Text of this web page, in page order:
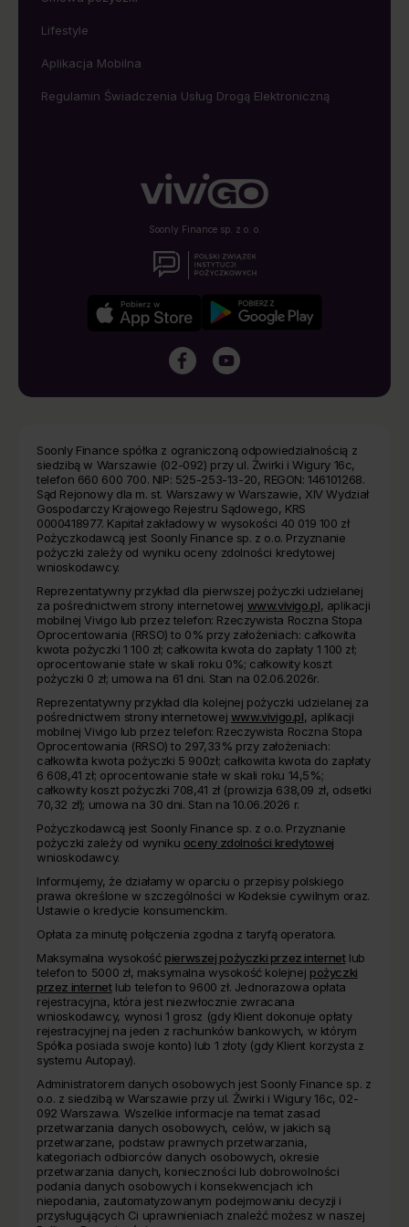
Lifestyle
Aplikacja Mobilna
Regulamin Świadczenia Usług Drogą Elektroniczną
Soonly Finance sp. z o. o.
Soonly Finance spółka z ograniczoną odpowiedzialnością z
siedzibą w Warszawie (02-092) przy ul. Żwirki i Wigury 16c,
telefon 660 600 700. NIP: 525-253-13-20, REGON: 146101268.
Sąd Rejonowy dla m. st. Warszawy w Warszawie, XIV Wydział
Gospodarczy Krajowego Rejestru Sądowego, KRS
0000418977. Kapitał zakładowy w wysokości 40 019 100 zł
Pożyczkodawcą jest Soonly Finance sp. z o.o. Przyznanie
pożyczki zależy od wyniku oceny zdolności kredytowej
wnioskodawcy.
Reprezentatywny przykład dla pierwszej pożyczki udzielanej
za pośrednictwem strony internetowej www.vivigo.pl, aplikacji
mobilnej Vivigo lub przez telefon: Rzeczywista Roczna Stopa
Oprocentowania (RRSO) to 0% przy założeniach: całkowita
kwota pożyczki 1 100 zł; całkowita kwota do zapłaty 1 100 zł;
oprocentowanie stałe w skali roku 0%; całkowity koszt
pożyczki 0 zł; umowa na 61 dni. Stan na 02.06.2026r.
Reprezentatywny przykład dla kolejnej pożyczki udzielanej za
pośrednictwem strony internetowej www.vivigo.pl, aplikacji
mobilnej Vivigo lub przez telefon: Rzeczywista Roczna Stopa
Oprocentowania (RRSO) to 297,33% przy założeniach:
całkowita kwota pożyczki 5 900zł; całkowita kwota do zapłaty
6 608,41 zł; oprocentowanie stałe w skali roku 14,5%;
całkowity koszt pożyczki 708,41 zł (prowizja 638,09 zł, odsetki
70,32 zł); umowa na 30 dni. Stan na 10.06.2026 r.
Pożyczkodawcą jest Soonly Finance sp. z o.o. Przyznanie
pożyczki zależy od wyniku oceny zdolności kredytowej
wnioskodawcy.
Informujemy, że działamy w oparciu o przepisy polskiego
prawa określone w szczególności w Kodeksie cywilnym oraz.
Ustawie o kredycie konsumenckim.
Opłata za minutę połączenia zgodna z taryfą operatora.
Maksymalna wysokość pierwszej pożyczki przez internetlub
telefon to 5000 zł, maksymalna wysokość kolejnej pożyczki
przez internetlub telefon to 9600 zł. Jednorazowa opłata
rejestracyjna, która jest niezwłocznie zwracana
wnioskodawcy, wynosi 1 grosz (gdy Klient dokonuje opłaty
rejestracyjnej na jeden z rachunków bankowych, w którym
Spółka posiada swoje konto) lub 1 złoty (gdy Klient korzysta z
systemu Autopay).
Administratorem danych osobowych jest Soonly Finance sp. z
o.o. z siedzibą w Warszawie przy ul. Żwirki i Wigury 16c, 02-
092 Warszawa. Wszelkie informacje na temat zasad
przetwarzania danych osobowych, celów, w jakich są
przetwarzane, podstaw prawnych przetwarzania,
kategoriach odbiorców danych osobowych, okresie
przetwarzania danych, konieczności lub dobrowolności
podania danych osobowych i konsekwencjach ich
niepodania, zautomatyzowanym podejmowaniu decyzji i
przysługujących Ci uprawnieniach znaleźć możesz w naszej